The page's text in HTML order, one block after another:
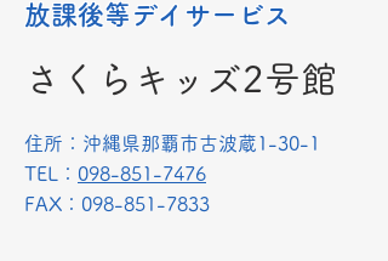
放課後等デイサービス
さくらキッズ2号館
​住所：沖縄県那覇市古波蔵1-30-1
TEL： 098-851-7476
​FAX：098-851-7833